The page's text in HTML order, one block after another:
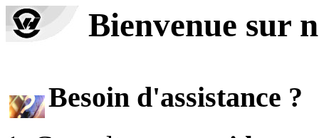
Bienvenue sur
Besoin d'assistance ?